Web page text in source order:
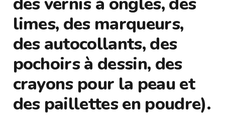
limes, des marqueurs,
des autocollants, des
pochoirs à dessin, des
crayons pour la peau et
des paillettes en poudre).